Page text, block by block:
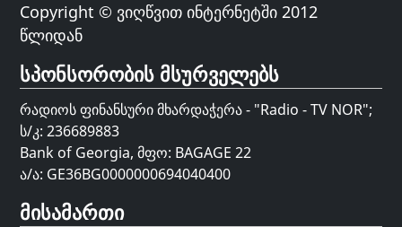
Copyright © ვიღწვით ინტერნეტში 2012
წლიდან
სპონსორობის მსურველებს
რადიოს ფინანსური მხარდაჭერა - "Radio - TV NOR";
ს/კ: 236689883
Bank of Georgia, მფო: BAGAGE 22
ა/ა: GE36BG0000000694040400
მისამართი